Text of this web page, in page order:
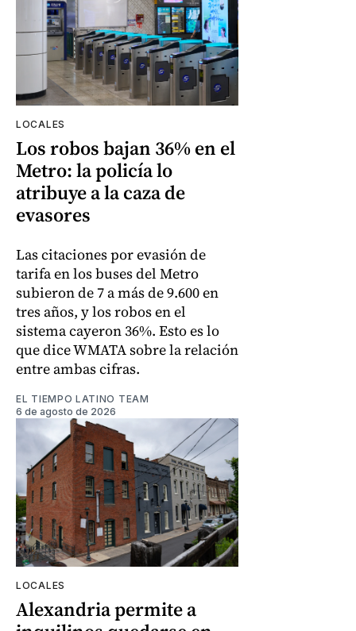
LOCALES
Los robos bajan 36% en el
Metro: la policía lo
atribuye a la caza de
evasores
Las citaciones por evasión de
tarifa en los buses del Metro
subieron de 7 a más de 9.600 en
tres años, y los robos en el
sistema cayeron 36%. Esto es lo
que dice WMATA sobre la relación
entre ambas cifras.
EL TIEMPO LATINO TEAM
6 de agosto de 2026
LOCALES
Alexandria permite a